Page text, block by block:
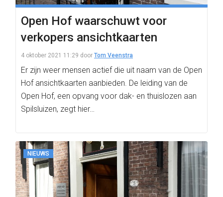
Open Hof waarschuwt voor
verkopers ansichtkaarten
4 oktober 2021 11:29 door Tom Veenstra
Er zijn weer mensen actief die uit naam van de Open
Hof ansichtkaarten aanbieden. De leiding van de
Open Hof, een opvang voor dak- en thuislozen aan
Spilsluizen, zegt hier…
NIEUWS